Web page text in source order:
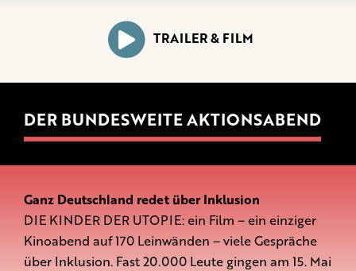
TRAILER & FILM
DER BUNDESWEITE AKTIONSABEND
Ganz Deutschland redet über Inklusion
DIE KINDER DER UTOPIE: ein Film – ein einziger
Kinoabend auf 170 Leinwänden – viele Gespräche
über Inklusion. Fast 20.000 Leute gingen am 15. Mai